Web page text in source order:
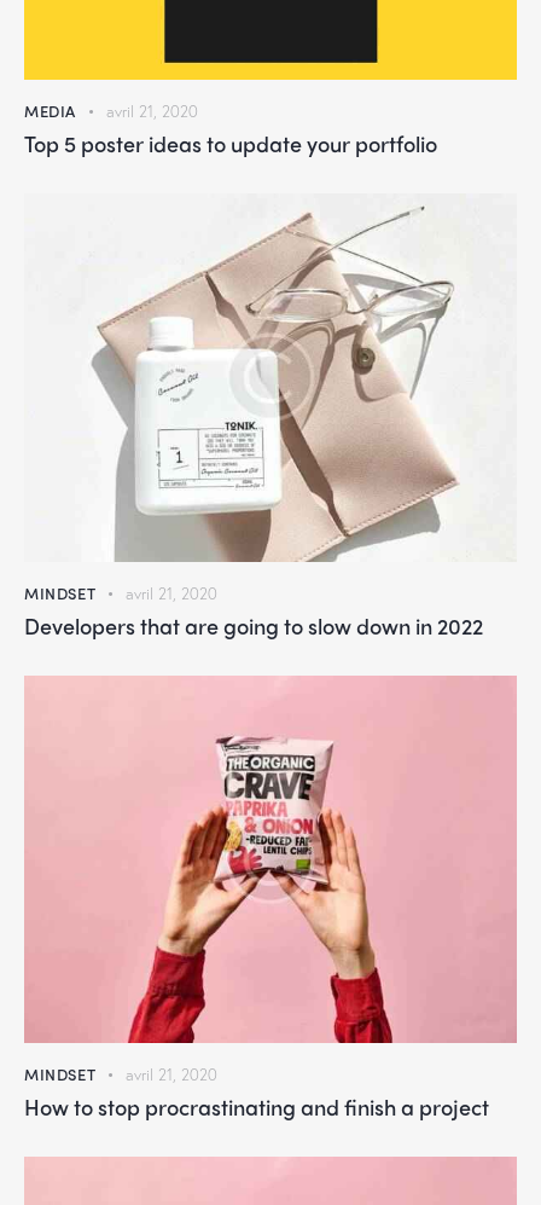
MEDIA avril 21, 2020
Top 5 poster ideas to update your portfolio
MINDSET avril 21, 2020
Developers that are going to slow down in 2022
MINDSET avril 21, 2020
How to stop procrastinating and finish a project